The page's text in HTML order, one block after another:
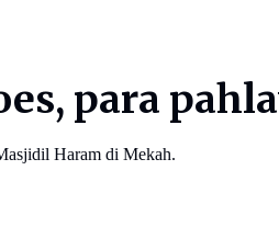
para
Haram di Mekah.